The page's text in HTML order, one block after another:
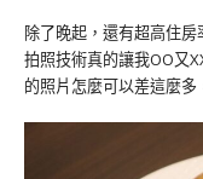
除了晚起，還有超高住
拍照技術真的讓我OO又
的照片怎麼可以差這麼多